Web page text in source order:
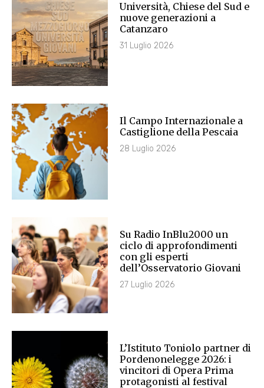
Università, Chiese del Sud e
nuove generazioni a
Catanzaro
31 Luglio 2026
Il Campo Internazionale a
Castiglione della Pescaia
28 Luglio 2026
Su Radio InBlu2000 un
ciclo di approfondimenti
con gli esperti
dell’Osservatorio Giovani
27 Luglio 2026
L’Istituto Toniolo partner di
Pordenonelegge 2026: i
vincitori di Opera Prima
protagonisti al festival